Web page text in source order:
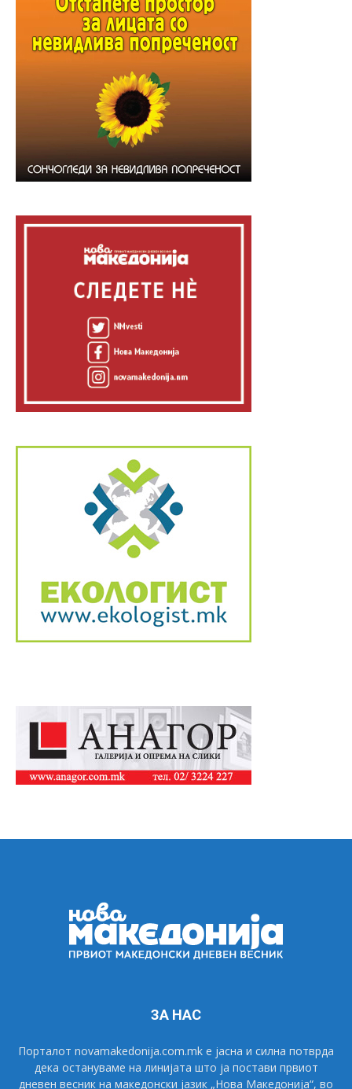
ЗА НАС
Порталот novamakedonija.com.mk е јасна и силна потврда
дека остануваме на линијата што ја постави првиот
дневен весник на македонски јазик „Нова Македонија“, во